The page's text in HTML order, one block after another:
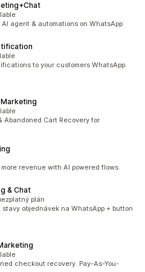
agent & automations on WhatsApp
to your customers WhatsApp.
Abandoned Cart Recovery for
revenue with AI powered flows.
& Chat
plán
stavy objednávek na WhatsApp + button
checkout recovery. Pay-As-You-